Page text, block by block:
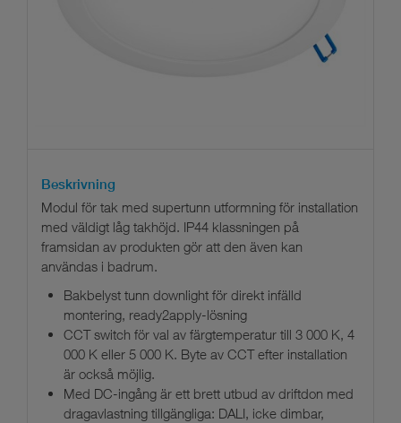
Beskrivning
Modul för tak med supertunn utformning för installation
med väldigt låg takhöjd. IP44 klassningen på
framsidan av produkten gör att den även kan
användas i badrum.
Bakbelyst tunn downlight för direkt infälld
montering, ready2apply-lösning
CCT switch för val av färgtemperatur till 3 000 K, 4
000 K eller 5 000 K. Byte av CCT efter installation
är också möjlig.
Med DC-ingång är ett brett utbud av driftdon med
dragavlastning tillgängliga: DALI, icke dimbar,